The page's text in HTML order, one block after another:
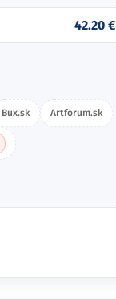
42.20 €
Bux.sk Artforum.sk